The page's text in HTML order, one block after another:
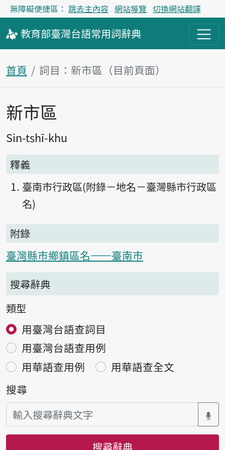
無障礙便捷區： 跳去主內容 網站導覽 切換網站翻譯
教育部臺灣台語常用詞辭典
首頁 詞目：新市區（目前頁面）
主內容區塊
新市區
Sin-tshī-khu
釋義
臺南市行政區(附錄－地名－臺灣縣市行政區
名)
附錄
臺灣縣市鄉鎮區名——臺南市
搜尋辭典
類型
用臺灣台語查詞目
用臺灣台語查用例
用華語查用例
用華語查全文
搜尋
搜尋辭典